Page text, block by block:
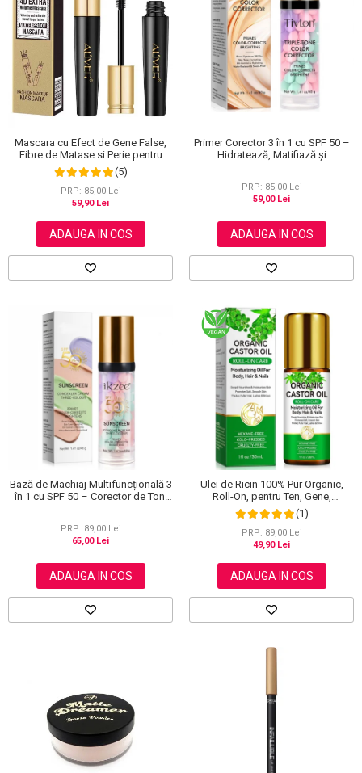
Mascara cu Efect de Gene False,
Fibre de Matase si Perie pentru
Curbare, Aliver 4D Extra Volume,
Waterproof, Negru,10 g
(5)
PRP: 85,00 Lei
59,90 Lei
ADAUGA IN COS
Primer Corector 3 în 1 cu SPF 50 –
Hidratează, Matifiază și
PRP: 85,00 Lei
59,00 Lei
ADAUGA IN COS
Bază de Machiaj Multifuncțională 3
în 1 cu SPF 50 – Corector de Ton,
PRP: 89,00 Lei
65,00 Lei
ADAUGA IN COS
Ulei de Ricin 100% Pur Organic,
Roll-On, pentru Ten, Gene,
Sprancene, Unghii, 30 ml
(1)
PRP: 89,00 Lei
49,90 Lei
ADAUGA IN COS